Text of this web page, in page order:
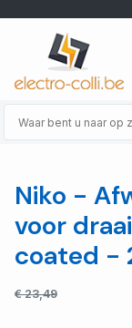
Niko -
voor
coated -
€ 23,49